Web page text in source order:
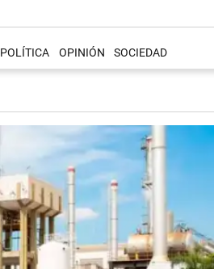
POLÍTICA OPINIÓN SOCIEDAD